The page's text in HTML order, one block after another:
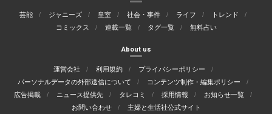
芸能 ジャニーズ 皇室 社会・事件 ライフ
トレンド
コミックス
連載一覧 タグ一覧 無料占い
About us
運営会社 利用規約
プライバシーポリシー
パーソナルデータの外部送信について
コンテンツ制作・編集ポリシー
広告掲載
ニュース提供先 タレコミ 採用情報
お知らせ一覧
お問い合わせ
主婦と生活社公式サイト